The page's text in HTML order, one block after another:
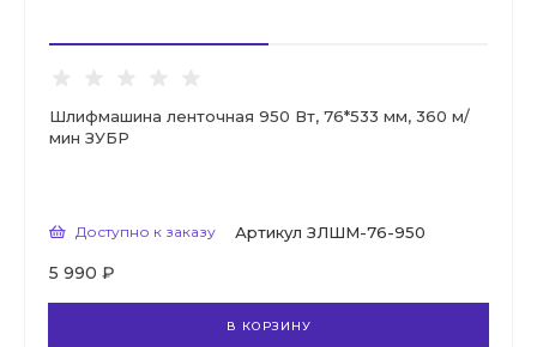
Шлифмашина ленточная 950 Вт, 76*533 мм, 360 м/
мин ЗУБР
Доступно к заказу Артикул ЗЛШМ-76-950
5 990 ₽
В КОРЗИНУ